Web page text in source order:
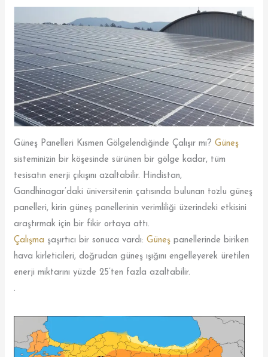
Güneş Panelleri Kısmen Gölgelendiğinde Çalışır mı?Güneş
sisteminizin bir köşesinde sürünen bir gölge kadar, tüm
tesisatın enerji çıkışını azaltabilir. Hindistan,
Gandhinagar’daki üniversitenin çatısında bulunan tozlu güneş
panelleri, kirin güneş panellerinin verimliliği üzerindeki etkisini
araştırmak için bir fikir ortaya attı.
Çalışma şaşırtıcı bir sonuca vardı:Güneş panellerinde biriken
hava kirleticileri, doğrudan güneş ışığını engelleyerek üretilen
enerji miktarını yüzde 25’ten fazla azaltabilir.
.